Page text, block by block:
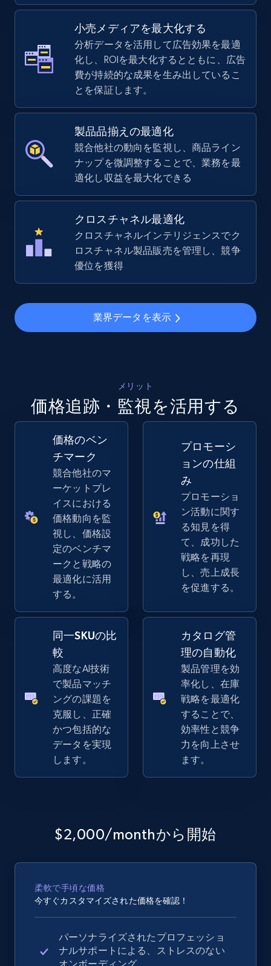
小売メディアを最大化する
分析データを活用して広告効果を最適
化し、ROIを最大化するとともに、広告
費が持続的な成果を生み出しているこ
とを保証します。
製品品揃えの最適化
競合他社の動向を監視し、商品ライン
ナップを微調整することで、業務を最
適化し収益を最大化できる
クロスチャネル最適化
クロスチャネルインテリジェンスでク
ロスチャネル製品販売を管理し、競争
優位を獲得
業界データを表示
メリット
価格追跡・監視を活用する
価格のベン
チマーク
競合他社のマ
ーケットプレ
イスにおける
価格動向を監
視し、価格設
定のベンチマ
ークと戦略の
最適化に活用
する。
プロモーシ
ョンの仕組
み
プロモーショ
ン活動に関す
る知見を得
て、成功した
戦略を再現
し、売上成長
を促進する。
同一SKUの比
較
高度なAI技術
で製品マッチ
ングの課題を
克服し、正確
かつ包括的な
データを実現
します。
カタログ管
理の自動化
製品管理を効
率化し、在庫
戦略を最適化
することで、
効率性と競争
力を向上させ
ます。
$2,000/monthから開始
柔軟で手頃な価格
今すぐカスタマイズされた価格を確認！
パーソナライズされたプロフェッショ
ナルサポートによる、ストレスのない